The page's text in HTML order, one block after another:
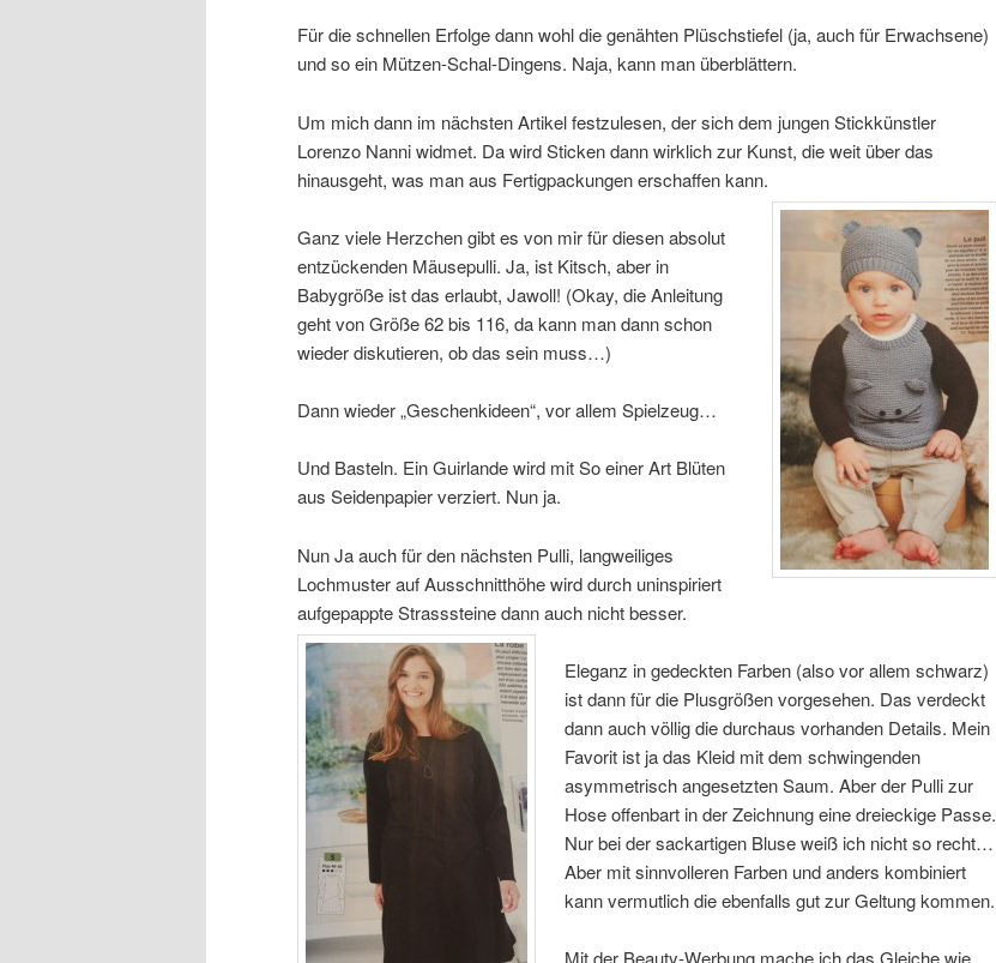
Für die schnellen Erfolge dann wohl die genähten Plüschstiefel (ja, auch für Erwachsene)
und so ein Mützen-Schal-Dingens. Naja, kann man überblättern.
Um mich dann im nächsten Artikel festzulesen, der sich dem jungen Stickkünstler
Lorenzo Nanni widmet. Da wird Sticken dann wirklich zur Kunst, die weit über das
hinausgeht, was man aus Fertigpackungen erschaffen kann.
Ganz viele Herzchen gibt es von mir für diesen absolut
entzückenden Mäusepulli. Ja, ist Kitsch, aber in
Babygröße ist das erlaubt, Jawoll! (Okay, die Anleitung
geht von Größe 62 bis 116, da kann man dann schon
wieder diskutieren, ob das sein muss…)
Dann wieder „Geschenkideen“, vor allem Spielzeug…
Und Basteln. Ein Guirlande wird mit So einer Art Blüten
aus Seidenpapier verziert. Nun ja.
Nun Ja auch für den nächsten Pulli, langweiliges
Lochmuster auf Ausschnitthöhe wird durch uninspiriert
aufgepappte Strasssteine dann auch nicht besser.
Eleganz in gedeckten Farben (also vor allem schwarz)
ist dann für die Plusgrößen vorgesehen. Das verdeckt
dann auch völlig die durchaus vorhanden Details. Mein
Favorit ist ja das Kleid mit dem schwingenden
asymmetrisch angesetzten Saum. Aber der Pulli zur
Hose offenbart in der Zeichnung eine dreieckige Passe.
Nur bei der sackartigen Bluse weiß ich nicht so recht…
Aber mit sinnvolleren Farben und anders kombiniert
kann vermutlich die ebenfalls gut zur Geltung kommen.
Mit der Beauty-Werbung mache ich das Gleiche wie